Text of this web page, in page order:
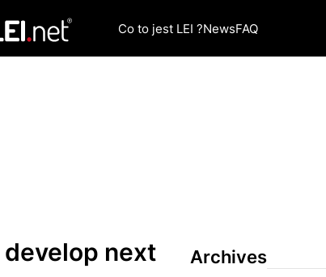
Co to jest LEI ?NewsFAQ
next
Archives